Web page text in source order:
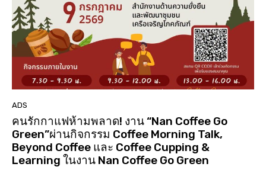
นมัสการสรงน้ำองค์พระบรมสารีริกธาตุ 3 แผ่นดิน ปี
2568 วัดเจดีย์ ต.ดู่ใต้ อ.เมือง จ.น่าน
02:07:34
ประกวดเทพีสงกรานต์คิมหันต์ฤดู น่านนครประจำปี
2568( จัดงาน 14 เมษายน 68 )( LGBTQ )
04:23:07
“#เสน่หา #มนตรา #น่านนครา #เมืองเก่ามีชีวิต”
ADS
คนรักกาแฟห้ามพลาด! งาน “Nan Coffee Go
Green”ผ่านกิจกรรม Coffee Morning Talk,
Beyond Coffee และ Coffee Cupping &
Learning ในงาน Nan Coffee Go Green